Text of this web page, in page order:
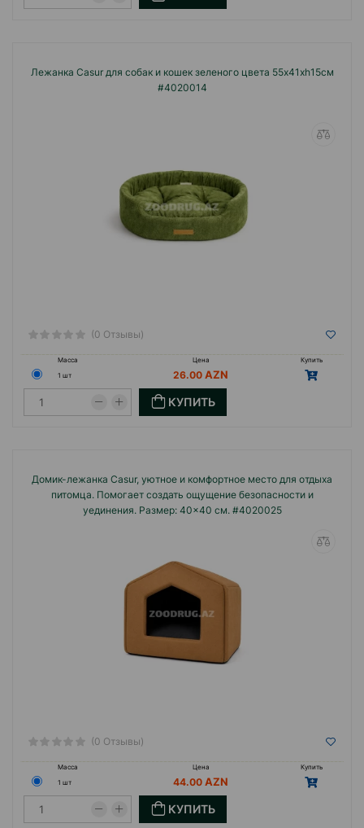
Лежанка Casur для собак и кошек зеленого цвета 55x41xh15см
#4020014
(0 Отзывы)
Масса Цена
Купить
1 шт
26.00
КУПИТЬ
Домик-лежанка Casur, уютное и комфортное место для отдыха
питомца. Помогает создать ощущение безопасности и
уединения. Размер: 40×40 см. #4020025
(0 Отзывы)
Масса Цена
Купить
1 шт
44.00
КУПИТЬ